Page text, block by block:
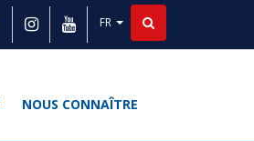
FR Lister les actions
NOUS CONNAÎTRE